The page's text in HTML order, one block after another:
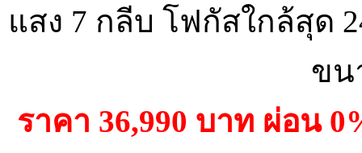
แสง 7 กลีบ โฟกัสใกล้สุด
ขน
ราคา 36,990 บาท ผ่อน